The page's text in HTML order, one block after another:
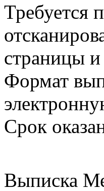
Требуется
страницы
Формат
Срок
Выписка